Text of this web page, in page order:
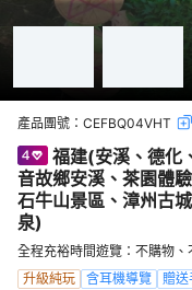
產品團號： CEFBQ04VHT
福建(安溪、德化
音故鄉安溪、茶園體
石牛山景區、漳州古
泉)
全程充裕時間遊覽：不購物、
升級純玩
含耳機導覽 贈